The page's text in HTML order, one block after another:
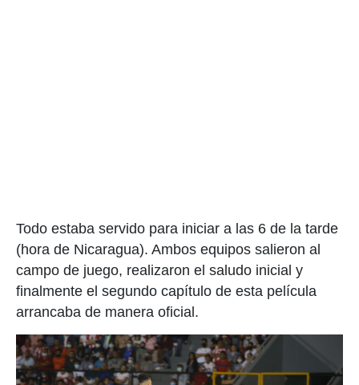
Todo estaba servido para iniciar a las 6 de la tarde
(hora de Nicaragua). Ambos equipos salieron al
campo de juego, realizaron el saludo inicial y
finalmente el segundo capítulo de esta película
arrancaba de manera oficial.